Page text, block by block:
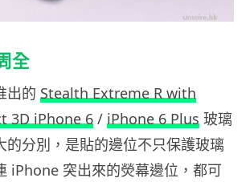
全
出的 Stealth Extreme R with
3D iPhone 6 / iPhone 6 Plus 玻璃
的分別，是貼的邊位不只保護玻璃
iPhone 突出來的熒幕邊位，都可